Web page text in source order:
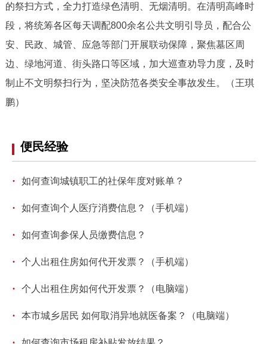
的祭扫方式，全力打造绿色清明、无烟清明。在清明高峰时
段，将统筹各区每天调配800余名公共文明引导员，配合公
安、民政、城管、应急等部门开展联动保障，聚焦墓区周
边、绿地河道、街头路口等区域，加大巡查劝导力度，及时
制止不文明祭扫行为，坚决防范各类安全事故发生。（王琪
鹏）
便民经验
· 如何查询城镇职工的社保年度对账单？
· 如何查询个人医疗消费信息？（手机端）
· 如何查询参保人员缴费信息？
· 个人出租住房如何代开发票？（手机端）
· 个人出租住房如何代开发票？（电脑端）
· 本市城乡居民 如何取消异地就医备案？（电脑端）